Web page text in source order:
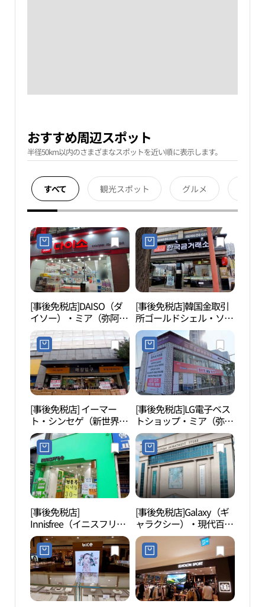
おすすめ周辺スポット
半径50km以内のさまざまなスポットを近い順に表示します。
すべて 観光スポット グルメ
[事後免税店]DAISO（ダ
イソー）・ミア（弥阿）
十字路店(다이소 미아사
거리점)
[事後免税店]韓国金取引
所ゴールドシェル・ソン
ブク（城北）店(한국금
거래소 골드쉘 성북점)
[事後免税店] イーマー
ト・シンセゲ（新世界）
百貨店カンナム（江南）
店(이마트 미아점)
[事後免税店]LG電子ベス
トショップ・ミア（弥
阿）十字路店(LG전자 베
스트샵 미아사거리점)
[事後免税店]
Innisfree（イニスフリ
ー）・シンセゲ（新世
界）百貨店カンナム（江
南）店(이니스프리 미아
삼거리점)
[事後免税店]Galaxy（ギ
ャラクシー）・現代百貨
店ミア（弥阿）店(갤럭
시 현대백화점 미아점)